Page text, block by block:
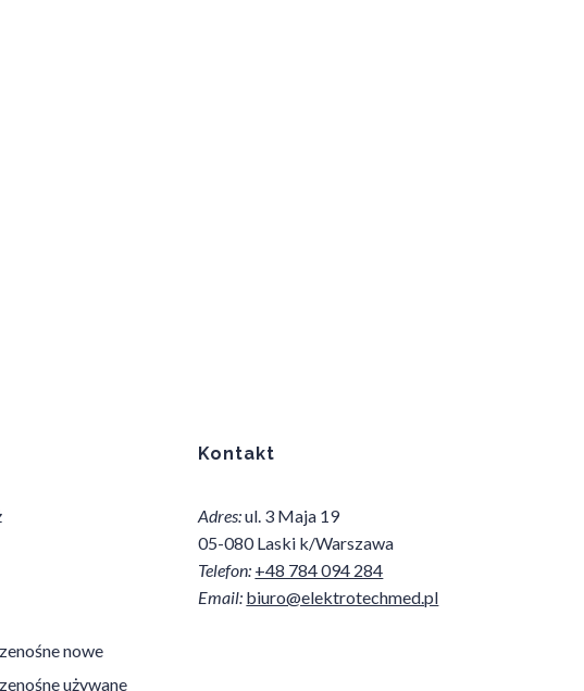
nowe
używane
Kontakt
Adres:ul. 3 Maja 19
05-080 Laski k/Warszawa
Telefon: +48 784 094 284
Email: biuro@elektrotechmed.pl